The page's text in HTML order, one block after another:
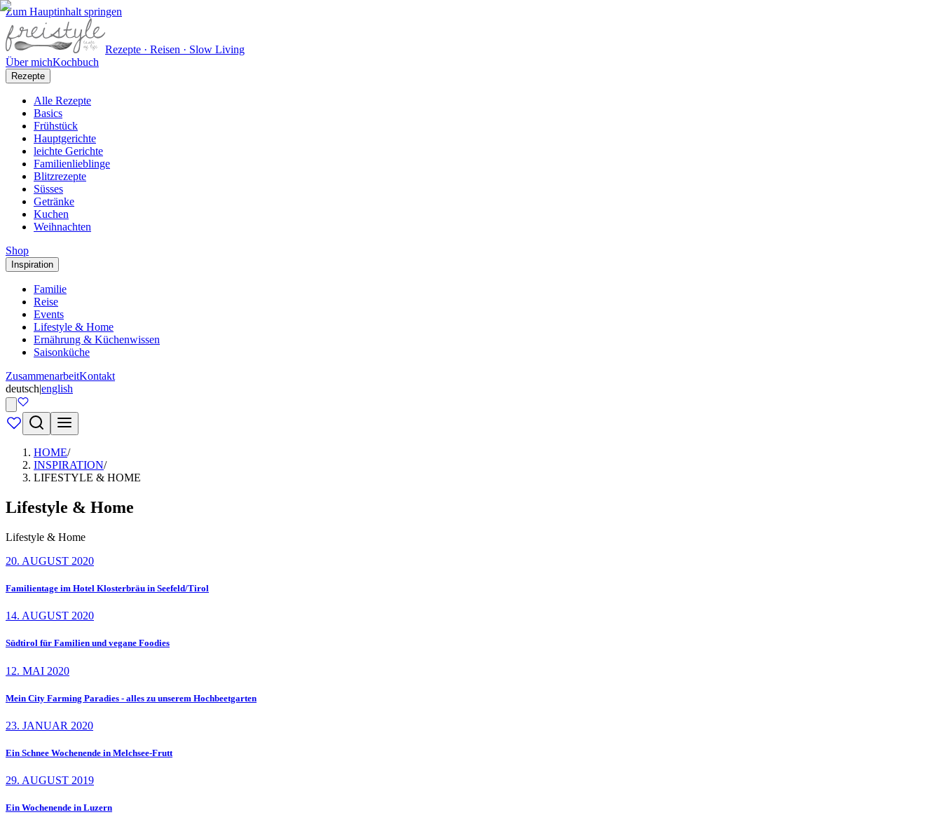
Zum Hauptinhalt springen
Rezepte · Reisen · Slow Living
Über michKochbuch
Rezepte
Alle Rezepte
Basics
Frühstück
Hauptgerichte
leichte Gerichte
Familienlieblinge
Blitzrezepte
Süsses
Getränke
Kuchen
Weihnachten
Shop
Inspiration
Familie
Reise
Events
Lifestyle & Home
Ernährung & Küchenwissen
Saisonküche
ZusammenarbeitKontakt
deutsch|english
HOME/
INSPIRATION/
LIFESTYLE & HOME
Lifestyle & Home
Lifestyle & Home
20. AUGUST 2020
Familientage im Hotel Klosterbräu in Seefeld/Tirol
14. AUGUST 2020
Südtirol für Familien und vegane Foodies
12. MAI 2020
Mein City Farming Paradies - alles zu unserem Hochbeetgarten
23. JANUAR 2020
Ein Schnee Wochenende in Melchsee-Frutt
29. AUGUST 2019
Ein Wochenende in Luzern